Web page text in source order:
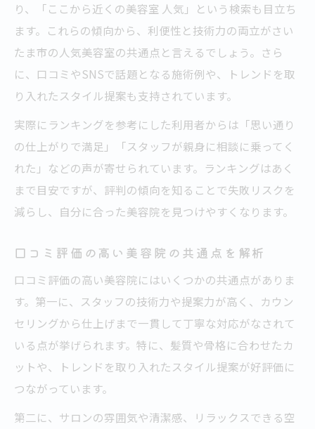
り、「ここから近くの美容室 人気」という検索も目立ち
ます。これらの傾向から、利便性と技術力の両立がさい
たま市の人気美容室の共通点と言えるでしょう。さら
に、口コミやSNSで話題となる施術例や、トレンドを取
り入れたスタイル提案も支持されています。
実際にランキングを参考にした利用者からは「思い通り
の仕上がりで満足」「スタッフが親身に相談に乗ってく
れた」などの声が寄せられています。ランキングはあく
まで目安ですが、評判の傾向を知ることで失敗リスクを
減らし、自分に合った美容院を見つけやすくなります。
口コミ評価の高い美容院の共通点を解析
口コミ評価の高い美容院にはいくつかの共通点がありま
す。第一に、スタッフの技術力や提案力が高く、カウン
セリングから仕上げまで一貫して丁寧な対応がなされて
いる点が挙げられます。特に、髪質や骨格に合わせたカ
ットや、トレンドを取り入れたスタイル提案が好評価に
つながっています。
第二に、サロンの雰囲気や清潔感、リラックスできる空